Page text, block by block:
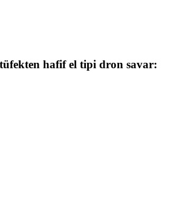
hafif el tipi dron savar: